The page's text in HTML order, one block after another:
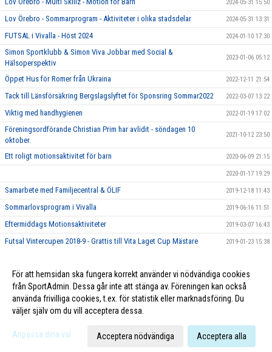
2024-05-31 15:50
Lov Örebro - Sommarprogram - Aktiviteter i olika stadsdelar 2024-05-31 13:31
FUTSAL i Vivalla - Höst 2024 2024-01-10 17:30
Simon Sportklubb & Simon Viva Jobbar med Social &
Hälsoperspektiv
2023-01-06 05:12
Öppet Hus för Romer från Ukraina 2022-12-11 21:54
Tack till Länsförsäkring Bergslagslyftet för Sponsring Sommar2022 2022-03-07 13:22
Viktig med handhygienen 2022-01-19 17:02
Föreningsordförande Christian Prim har avlidit - söndagen 10
oktober.
2021-10-12 23:50
Ett roligt motionsaktivitet för barn 2020-06-09 21:15
2020-01-17 19:29
Samarbete med Familjecentral & ÖLIF 2019-12-18 11:43
Sommarlovsprogram i Vivalla 2019-06-16 11:51
Eftermiddags Motionsaktiviteter 2019-03-07 16:43
Futsal Vintercupen 2018-9 - Grattis till Vita Laget Cup Mästare 2019-01-23 15:38
Söndags Tennis i Backahallen - Begränsade platser 2017-08-18 22:31
För att hemsidan ska fungera korrekt använder vi nödvändiga cookies
från SportAdmin. Dessa går inte att stänga av. Föreningen kan också
använda frivilliga cookies, t.ex. för statistik eller marknadsföring. Du
väljer själv om du vill acceptera dessa.
Anpassa dina val Acceptera nödvändiga Acceptera alla